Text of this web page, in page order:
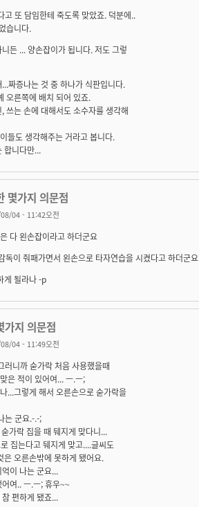
또 담임한테 죽도록 맞았죠. 덕분에..
습니다.
든 ... 양손잡이가 됩니다. 저도 그렇
짜증나는 것 중 하나가 식판입니다.
오른쪽에 배치 되어 있죠.
쓰는 손에 대해서도 소수자를 생각해
들도 생각해주는 거라고 봅니다.
합니다만...
몇가지 의문점
04 - 11:42오전
다 왼손잡이라고 하더군요
독이 줘패가면서 왼손으로 타자연습을 시켰다고 하더군요
게 될라나 -p
가지 의문점
04 - 11:49오전
러니까 숟가락 처음 사용했을때
은 적이 있어여... ㅡ.ㅡ;
...그렇게 해서 오른손으로 숟가락을
는 군요.-.-;
가락 집을 때 뒈지게 맞다니...
집는다고 뒈지게 맞고....글씨도
은 오른손밖에 못하게 됐어요.
이 나는 군요...
여.. ㅡ.ㅡ; 휴우~~
편하게 됐죠...